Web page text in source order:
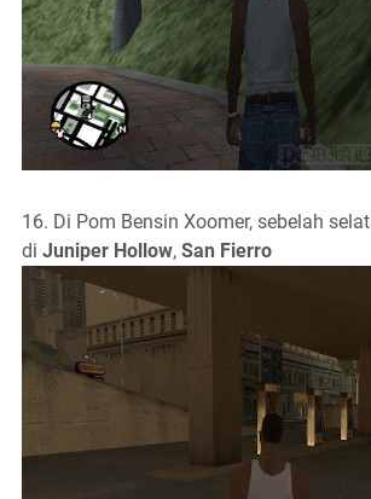
16. Di Pom Bensin Xoomer, sebelah
di Juniper Hollow, San Fierro